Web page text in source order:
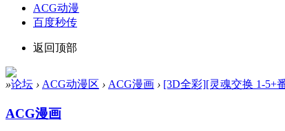
ACG动漫
百度秒传
返回顶部
»论坛 › ACG动漫区 › ACG漫画 › [3D全彩][灵魂交换 1-5+
ACG漫画